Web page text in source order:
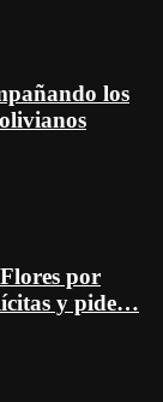
los
por
y pide…